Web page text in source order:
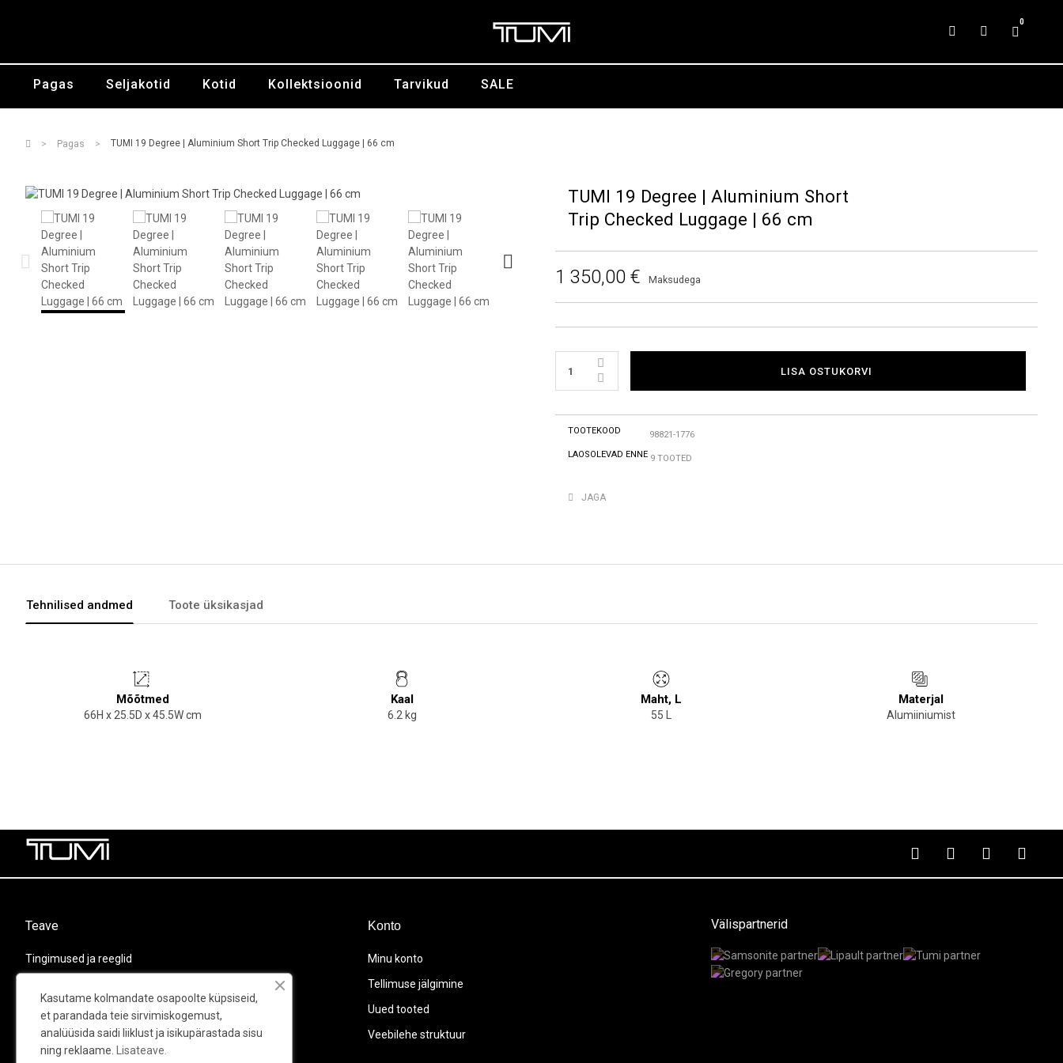
0
Pagas Seljakotid Kotid Kollektsioonid Tarvikud SALE
Pagas TUMI 19 Degree | Aluminium Short Trip Checked Luggage | 66 cm
TUMI 19 Degree | Aluminium Short
Trip Checked Luggage | 66 cm
1 350,00 € Maksudega
LISA OSTUKORVI
TOOTEKOOD
98821-1776
LAOSOLEVAD ENNE 9 TOOTED
JAGA
Tehnilised andmed Toote üksikasjad
Mõõtmed
66H x 25.5D x 45.5W cm
Kaal
6.2 kg
Maht, L
55 L
Materjal
Alumiiniumist
Teave
Tingimused ja reeglid
Kohaletoimetamine ja tagastamine
Kontaktid
Garantii
Konto
Minu konto
Tellimuse jälgimine
Uued tooted
Veebilehe struktuur
Välispartnerid
Kasutame kolmandate osapoolte küpsiseid,
et parandada teie sirvimiskogemust,
analüüsida saidi liiklust ja isikupärastada sisu
ning reklaame.
Lisateave.